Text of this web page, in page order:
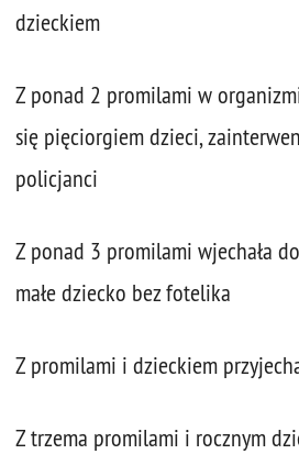
dzieckiem
Z ponad 2 promilami w
się pięciorgiem dzieci,
policjanci
Z ponad 3 promilami wjechała
małe dziecko bez fotelika
Z promilami i dzieckiem
Z trzema promilami i rocznym